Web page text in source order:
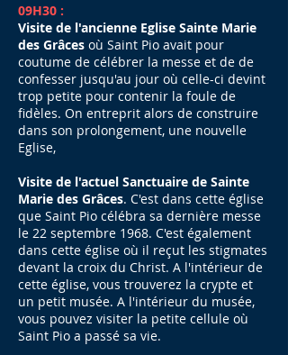
09H30 :
Visite de l'ancienne Eglise Sainte Marie
des Grâces où Saint Pio avait pour
coutume de célébrer la messe et de de
confesser jusqu'au jour où celle-ci devint
trop petite pour contenir la foule de
fidèles. ​​On entreprit alors de construire
dans son prolongement, une nouvelle
Eglise,
Visite de l'actuel Sanctuaire de Sainte
Marie des Grâces. C'est dans cette église
que Saint Pio célébra sa dernière messe
le 22 septembre 1968. C'est également
dans cette église où il reçut les stigmates
devant la croix du Christ. ​A l'intérieur de
cette église, vous trouverez la crypte et
un petit musée. A l'intérieur du musée,
vous pouvez visiter la petite cellule où
Saint Pio a passé sa vie.​